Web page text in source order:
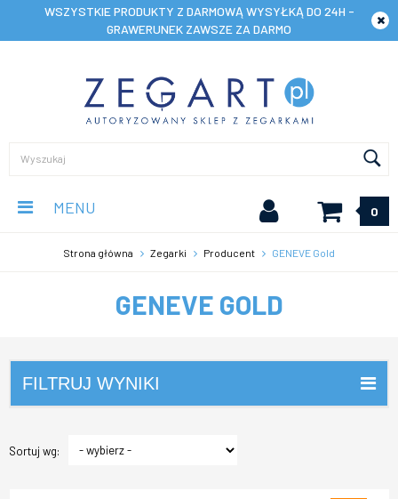
WSZYSTKIE PRODUKTY Z DARMOWĄ WYSYŁKĄ DO 24H -
GRAWERUNEK ZAWSZE ZA DARMO
MENU 0
Strona główna Zegarki Producent GENEVE Gold
GENEVE GOLD
FILTRUJ WYNIKI
Sortuj wg: